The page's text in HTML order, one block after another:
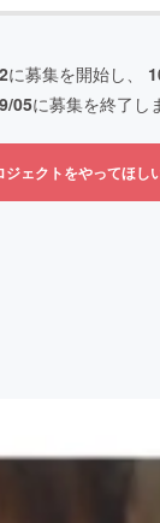
に募集を開始し、
05に募集を終了し
ジェクトをやってほし